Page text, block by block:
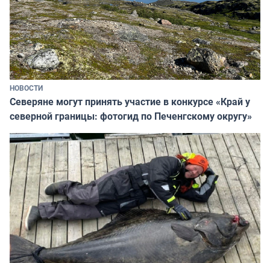
НОВОСТИ
Северяне могут принять участие в конкурсе «Край у
северной границы: фотогид по Печенгскому округу»